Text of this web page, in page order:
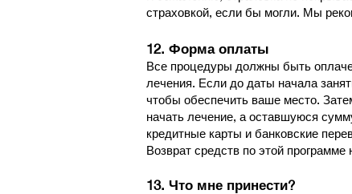
страховкой, если бы могли. Мы
​12. Форма оплаты
Все процедуры должны быть
лечения. Если до даты начала
чтобы обеспечить ваше место.
начать лечение, а оставшуюся
кредитные карты и банковские
Возврат средств по этой программе
​13. Что мне принести?